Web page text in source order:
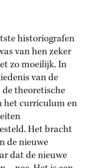
historiografen
van hen zeker
zo moeilijk. In
van de
theoretische
het curriculum en
Het bracht
de nieuwe
dat de nieuwe